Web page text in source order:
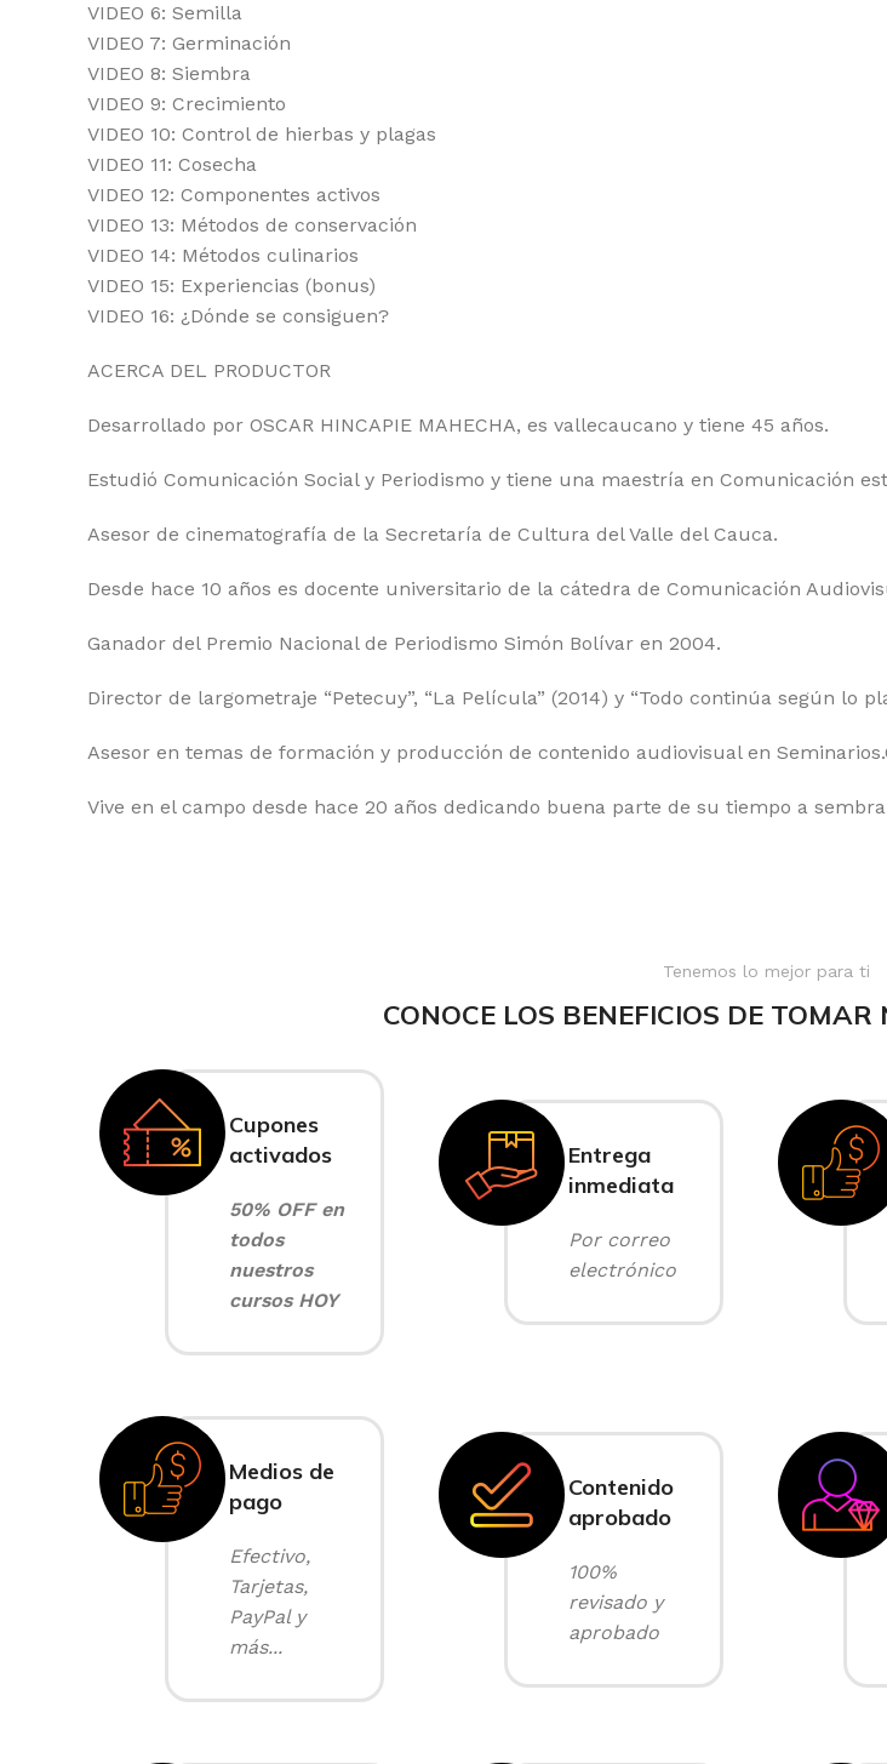
VIDEO 6: Semilla
VIDEO 7: Germinación
VIDEO 8: Siembra
VIDEO 9: Crecimiento
VIDEO 10: Control de hierbas y plagas
VIDEO 11: Cosecha
VIDEO 12: Componentes activos
VIDEO 13: Métodos de conservación
VIDEO 14: Métodos culinarios
VIDEO 15: Experiencias (bonus)
VIDEO 16: ¿Dónde se consiguen?
ACERCA DEL PRODUCTOR
Desarrollado por OSCAR HINCAPIE MAHECHA, es vallecaucano y tiene 45 años.
Estudió Comunicación Social y Periodismo y tiene una maestría en Comunicación
Asesor de cinematografía de la Secretaría de Cultura del Valle del Cauca.
Desde hace 10 años es docente universitario de la cátedra de Comunicación
Ganador del Premio Nacional de Periodismo Simón Bolívar en 2004.
Director de largometraje “Petecuy”, “La Película” (2014) y “Todo continúa según lo
Asesor en temas de formación y producción de contenido audiovisual en
Vive en el campo desde hace 20 años dedicando buena parte de su tiempo a
Tenemos lo mejor para ti
CONOCE LOS BENEFICIOS DE TOMAR
Cupones
activados
50% OFF en
todos
nuestros
cursos HOY
Entrega
inmediata
Por correo
electrónico
Medios de
pago
Efectivo,
Tarjetas,
PayPal y
más...
Contenido
aprobado
100%
revisado y
aprobado